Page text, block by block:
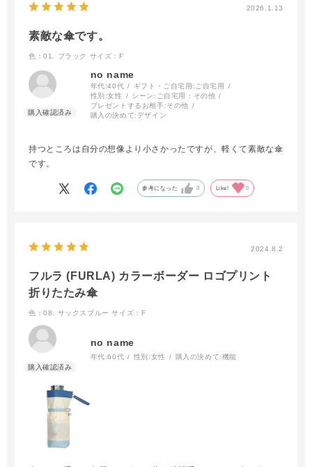
2026.1.13
素敵な傘です。
色：01. ブラック サイズ：F
no name
年代:40代 ギフト・ご自宅用: ご自宅用
性別:女性 シーン: ご自宅用：その他
プレゼントするお相手:その他
購入の決めて: デザイン
持つところは自分の想像より小さかったですが、軽くて素敵な傘
です。
参考になった 0 Like! 0
2024.8.2
フルラ (FURLA) カラーボーダー ロゴプリント
折りたたみ傘
色：08. サックスブルー サイズ：F
no name
年代:60代 性別:女性 購入の決めて:機能